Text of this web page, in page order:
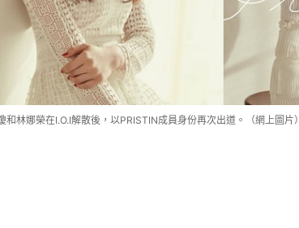
和林娜榮在I.O.I解散後，以PRISTIN成員身份再次出道。（網上圖片）